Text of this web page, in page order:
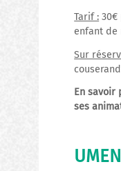
Tarif : 30€
enfant de
Sur
En savoir
ses
UMEN